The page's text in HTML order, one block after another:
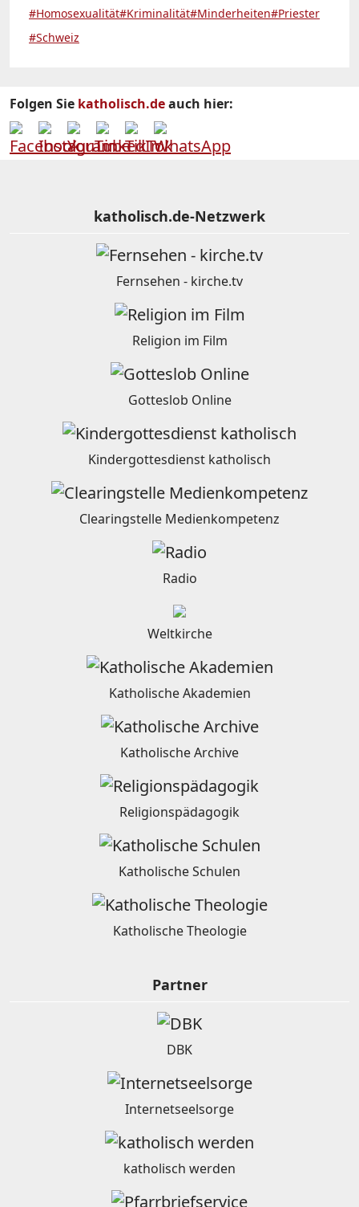
#Homosexualität#Kriminalität#Minderheiten#Priester
#Schweiz
Folgen Sie katholisch.deauch hier:
katholisch.de-Netzwerk
Fernsehen - kirche.tv
Religion im Film
Gotteslob Online
Kindergottesdienst katholisch
Clearingstelle Medienkompetenz
Radio
Weltkirche
Katholische Akademien
Katholische Archive
Religionspädagogik
Katholische Schulen
Katholische Theologie
Partner
DBK
Internetseelsorge
katholisch werden